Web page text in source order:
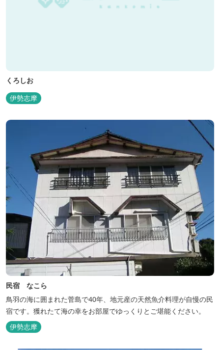
くろしお
伊勢志摩
民宿 なこら
鳥羽の海に囲まれた菅島で40年、地元産の天然魚介料理が自慢の民
宿です。獲れたて海の幸をお部屋でゆっくりとご堪能ください。
伊勢志摩